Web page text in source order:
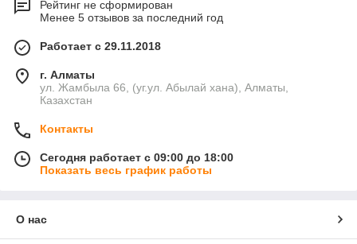
Рейтинг не сформирован
Менее 5 отзывов за последний год
Работает с 29.11.2018
г. Алматы
ул. Жамбыла 66, (уг.ул. Абылай хана), Алматы,
Казахстан
Контакты
Сегодня работает с 09:00 до 18:00
Показать весь график работы
О нас